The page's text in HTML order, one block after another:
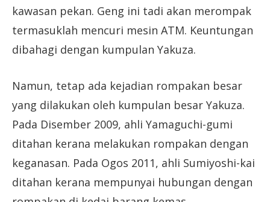
kawasan pekan. Geng ini tadi akan merompak
termasuklah mencuri mesin ATM. Keuntungan
dibahagi dengan kumpulan Yakuza.
Namun, tetap ada kejadian rompakan besar
yang dilakukan oleh kumpulan besar Yakuza.
Pada Disember 2009, ahli Yamaguchi-gumi
ditahan kerana melakukan rompakan dengan
keganasan. Pada Ogos 2011, ahli Sumiyoshi-kai
ditahan kerana mempunyai hubungan dengan